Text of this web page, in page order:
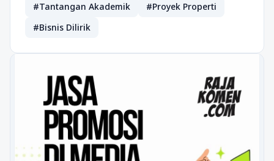
#Tantangan Akademik
#Proyek Properti
#Bisnis Dilirik